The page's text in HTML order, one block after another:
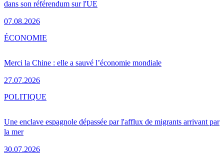
dans son référendum sur l'UE
07.08.2026
Merci la Chine : elle a sauvé l’économie mondiale
27.07.2026
ÉCONOMIE
Une enclave espagnole dépassée par l'afflux de migrants arrivant par
la mer
30.07.2026
POLITIQUE